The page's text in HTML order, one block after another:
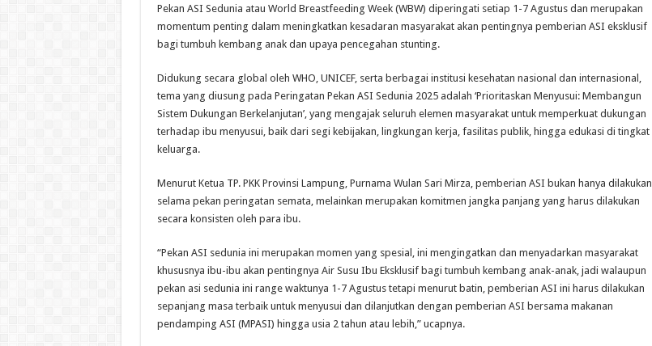
Pekan ASI Sedunia atau World Breastfeeding Week (WBW) diperingati setiap 1-7 Agustus dan merupakan
momentum penting dalam meningkatkan kesadaran masyarakat akan pentingnya pemberian ASI eksklusif
bagi tumbuh kembang anak dan upaya pencegahan stunting.
Didukung secara global oleh WHO, UNICEF, serta berbagai institusi kesehatan nasional dan internasional,
tema yang diusung pada Peringatan Pekan ASI Sedunia 2025 adalah ‘Prioritaskan Menyusui: Membangun
Sistem Dukungan Berkelanjutan’, yang mengajak seluruh elemen masyarakat untuk memperkuat dukungan
terhadap ibu menyusui, baik dari segi kebijakan, lingkungan kerja, fasilitas publik, hingga edukasi di tingkat
keluarga.
Menurut Ketua TP. PKK Provinsi Lampung, Purnama Wulan Sari Mirza, pemberian ASI bukan hanya dilakukan
selama pekan peringatan semata, melainkan merupakan komitmen jangka panjang yang harus dilakukan
secara konsisten oleh para ibu.
“Pekan ASI sedunia ini merupakan momen yang spesial, ini mengingatkan dan menyadarkan masyarakat
khususnya ibu-ibu akan pentingnya Air Susu Ibu Eksklusif bagi tumbuh kembang anak-anak, jadi walaupun
pekan asi sedunia ini range waktunya 1-7 Agustus tetapi menurut batin, pemberian ASI ini harus dilakukan
sepanjang masa terbaik untuk menyusui dan dilanjutkan dengan pemberian ASI bersama makanan
pendamping ASI (MPASI) hingga usia 2 tahun atau lebih,” ucapnya.